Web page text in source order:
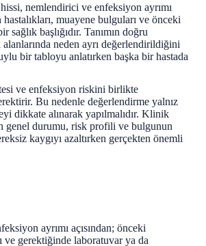
nemlendirici ve enfeksiyon ayrımı
hastalıkları, muayene bulguları ve önceki
başlığıdır. Tanımın doğru
alanlarında neden ayrı değerlendirildiğini
bir tabloyu anlatırken başka bir hastada
ve enfeksiyon riskini birlikte
Bu nedenle değerlendirme yalnız
dikkate alınarak yapılmalıdır. Klinik
genel durumu, risk profili ve bulgunun
kaygıyı azaltırken gerçekten önemli
ayrımı açısından; önceki
ve gerektiğinde laboratuvar ya da